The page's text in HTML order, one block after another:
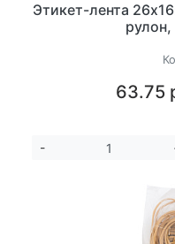
Этикет-лента
63.75
-